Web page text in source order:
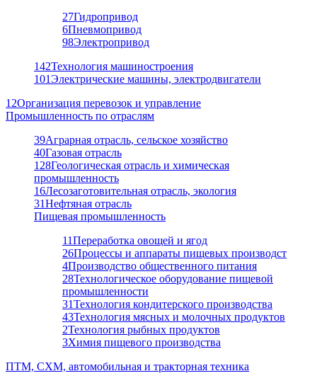
27Гидропривод
6Пневмопривод
98Электропривод
142Технология машиностроения
101Электрические машины, электродвигатели
12Организация перевозок и управление
Промышленность по отраслям
39Аграрная отрасль, сельское хозяйство
40Газовая отрасль
128Геологическая отрасль и химическая
промышленность
16Лесозаготовительная отрасль, экология
31Нефтяная отрасль
Пищевая промышленность
11Переработка овощей и ягод
26Процессы и аппараты пищевых производст
4Производство общественного питания
28Технологическое оборудование пищевой
промышленности
31Технология кондитерского производства
43Технология мясных и молочных продуктов
2Технология рыбных продуктов
3Химия пищевого производства
ПТМ, СХМ, автомобильная и тракторная техника